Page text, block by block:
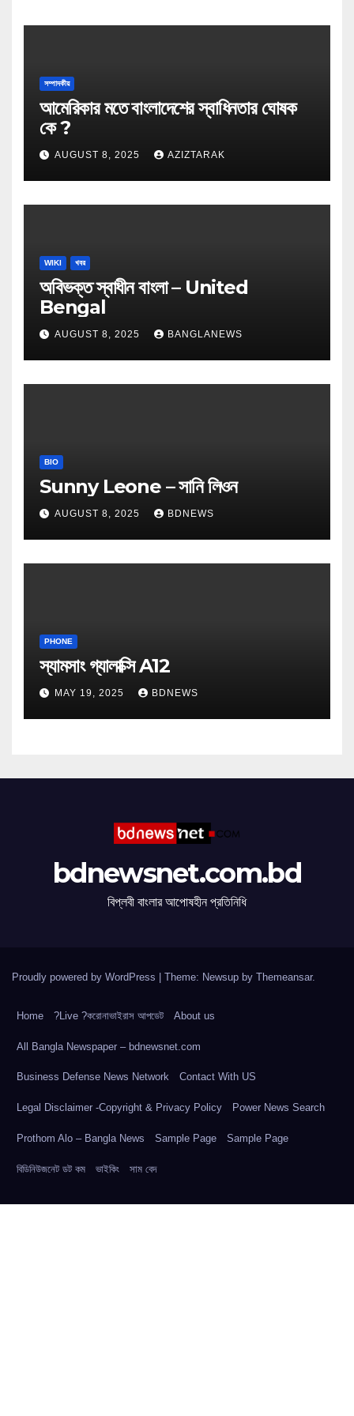
সম্পাদকীয়
আমেরিকার মতে বাংলাদেশের স্বাধিনতার ঘোষক
কে ?
AUGUST 8, 2025 AZIZTARAK
WIKI খবর
অবিভক্ত স্বাধীন বাংলা – United
Bengal
AUGUST 8, 2025 BANGLANEWS
BIO
Sunny Leone – সানি লিওন
AUGUST 8, 2025 BDNEWS
PHONE
স্যামসাং গ্যালাক্সি A12
MAY 19, 2025 BDNEWS
bdnewsnet.com.bd
বিপ্লবী বাংলার আপোষহীন প্রতিনিধি
Proudly powered by WordPress Theme: Newsup by Themeansar.
Home ?Live ?করোনাভাইরাস আপডেট About us
All Bangla Newspaper – bdnewsnet.com
Business Defense News Network Contact With US
Legal Disclaimer -Copyright & Privacy Policy Power News Search
Prothom Alo – Bangla News Sample Page Sample Page
বিডিনিউজনেট ডট কম ভাইকিং সাম বেদ